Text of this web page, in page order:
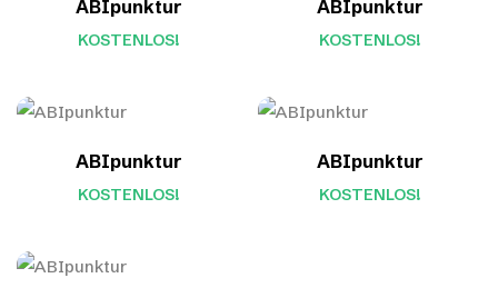
ABIpunktur
KOSTENLOS!
ABIpunktur
KOSTENLOS!
ABIpunktur
KOSTENLOS!
ABIpunktur
KOSTENLOS!